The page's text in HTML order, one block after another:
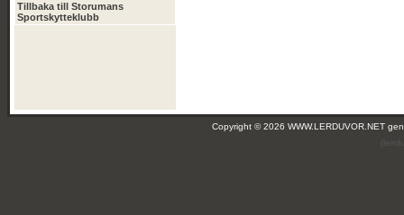
Tillbaka till Storumans
Sportskytteklubb
Copyright © 2026 WWW.LERDUVOR.NET